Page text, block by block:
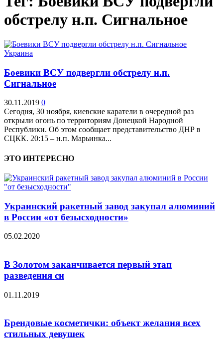
обстрелу н.п. Сигнальное
Украина
Боевики ВСУ подвергли обстрелу н.п.
Сигнальное
30.11.2019 0
Сегодня, 30 ноября, киевские каратели в очередной раз
открыли огонь по территориям Донецкой Народной
Республики. Об этом сообщает представительство ДНР в
СЦКК. 20:15 – н.п. Марьинка...
ЭТО ИНТЕРЕСНО
Украинский ракетный завод закупал алюминий
в России «от безысходности»
05.02.2020
В Золотом заканчивается первый этап
разведения си
01.11.2019
Брендовые косметички: объект желания всех
стильных девушек